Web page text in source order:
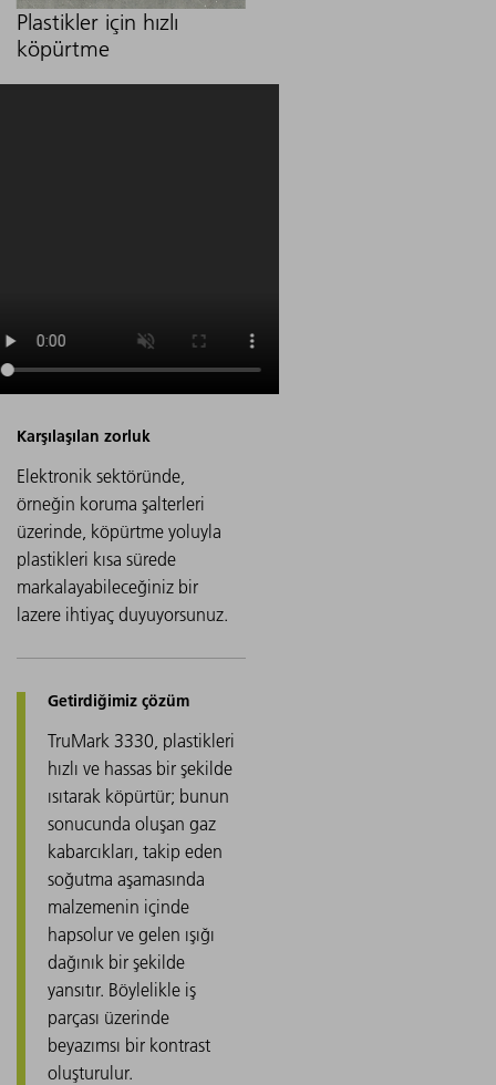
Plastikler için hızlı
köpürtme
Elektronik sektöründe,
örneğin koruma şalterleri
üzerinde, köpürtme yoluyla
plastikleri kısa sürede
markalayabileceğiniz bir
lazere ihtiyaç duyuyorsunuz.
TruMark 3330, plastikleri
hızlı ve hassas bir şekilde
ısıtarak köpürtür; bunun
sonucunda oluşan gaz
kabarcıkları, takip eden
soğutma aşamasında
malzemenin içinde
hapsolur ve gelen ışığı
dağınık bir şekilde
yansıtır. Böylelikle iş
parçası üzerinde
beyazımsı bir kontrast
oluşturulur.